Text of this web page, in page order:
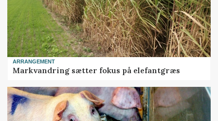
ARRANGEMENT
Markvandring sætter fokus på elefantgræs